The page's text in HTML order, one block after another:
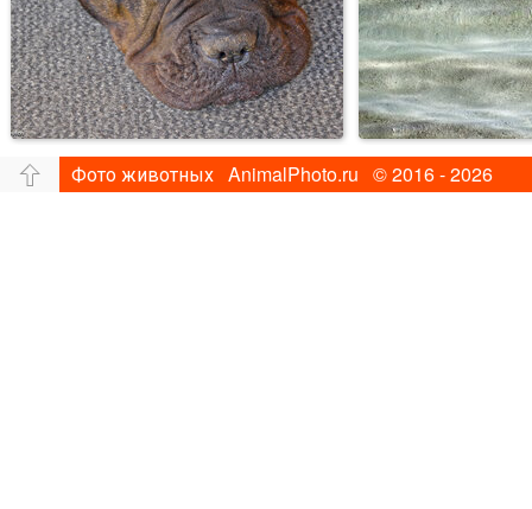
Фото животных AnimalPhoto.ru © 2016 - 2026